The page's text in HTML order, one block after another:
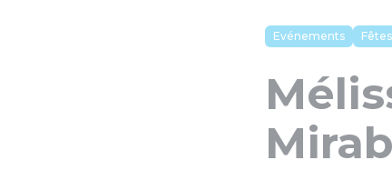
Evénements